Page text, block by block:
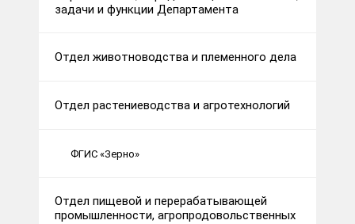
задачи и функции Департамента
Отдел животноводства и племенного дела
Отдел растениеводства и агротехнологий
ФГИС «Зерно»
Отдел пищевой и перерабатывающей
промышленности, агропродовольственных